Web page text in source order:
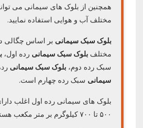
همچنین از بلوک های سیمانی می
مختلف آب و هوایی استفاده نمایید.
بلوک سبک سیمانی بر اساس چگالی
مختلف بلوک سبک سیمانی رده اول،
سبک رده دوم، بلوک سبک سیمانی
سیمانی سبک رده چهارم است.
بلوک های سیمانی رده اول اغلب
۵۰۰ تا ۷۰۰ کیلوگرم بر متر مکعب هستند.